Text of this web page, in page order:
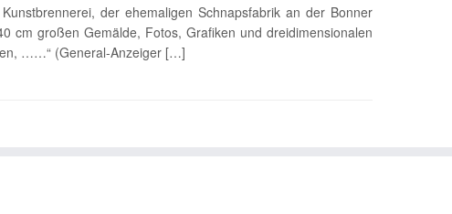
der ehemaligen Schnapsfabrik an der Bonner
cm großen Gemälde, Fotos, Grafiken und dreidimensionalen
……“ (General-Anzeiger […]